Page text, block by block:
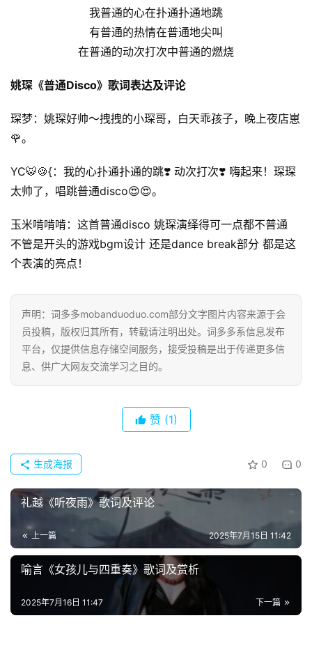
首
页
好
我普通的心在扑通扑通地跳
有普通的热情在普通地尖叫
在普通的动次打次中普通的燃烧
姚琛《普通Disco》歌词表达及评论
琛梦：姚琛好帅～拽拽的小琛哥，白天乖孩子，晚上夜店崽
🌹。
YC🐯🍪{：我的心扑通扑通的跳❣️ 动次打次❣️ 嗨起来！琛琛
太帅了，唱跳普通disco😍😍。
玉米啃啃啃：这首普通disco 姚琛演绎得可一点都不普通
不管是开头的游戏bgm设计 还是dance break部分 都是这
个表演的亮点！
声明：词多多mobanduoduo.com部分文字图片内容来源于会
员投稿，版权归其所有，转载请注明出处。词多多系信息发布
平台，仅提供信息存储空间服务，接受投稿是出于传递更多信
息、供广大网友交流学习之目的。
赞 (1)
0 0
生成海报
礼越《听夜雨》歌词及评论
上一篇 2025年7月15日 11:42
喻言《女孩儿与四重奏》歌词及赏析
下一篇
2025年7月16日 11:47